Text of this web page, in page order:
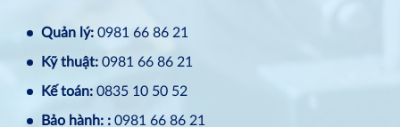
Quản lý: 0981 66 86 21
Kỹ thuật: 0981 66 86 21
Kế toán: 0835 10 50 52
Bảo hành: : 0981 66 86 21